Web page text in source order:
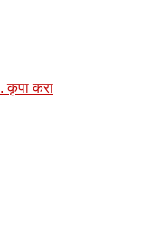
कृपा करा